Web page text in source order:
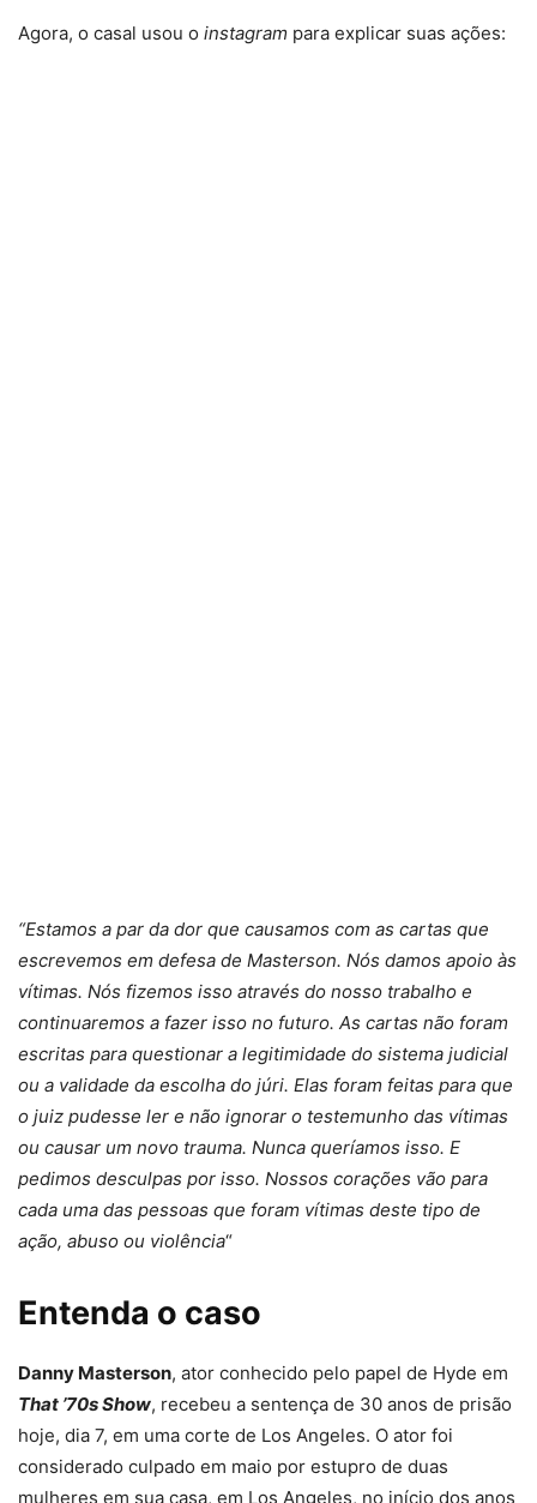
Agora, o casal usou o instagram para explicar suas ações:
“Estamos a par da dor que causamos com as cartas que
escrevemos em defesa de Masterson. Nós damos apoio às
vítimas. Nós fizemos isso através do nosso trabalho e
continuaremos a fazer isso no futuro. As cartas não foram
escritas para questionar a legitimidade do sistema judicial
ou a validade da escolha do júri. Elas foram feitas para que
o juiz pudesse ler e não ignorar o testemunho das vítimas
ou causar um novo trauma. Nunca queríamos isso. E
pedimos desculpas por isso. Nossos corações vão para
cada uma das pessoas que foram vítimas deste tipo de
ação, abuso ou violência“
Entenda o caso
Danny Masterson, ator conhecido pelo papel de Hyde em
That ’70s Show, recebeu a sentença de 30 anos de prisão
hoje, dia 7, em uma corte de Los Angeles. O ator foi
considerado culpado em maio por estupro de duas
mulheres em sua casa, em Los Angeles, no início dos anos